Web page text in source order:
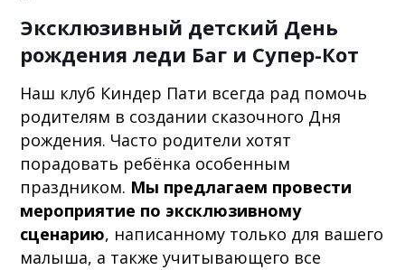
Эксклюзивный детский День
рождения леди Баг и Супер-Кот
Наш клуб Киндер Пати всегда рад помочь
родителям в создании сказочного Дня
рождения. Часто родители хотят
порадовать ребёнка особенным
праздником. Мы предлагаем провести
мероприятие по эксклюзивному
сценарию, написанному только для вашего
малыша, а также учитывающего все